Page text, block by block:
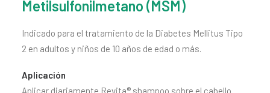
TRABAJAR EN MEGALABS
SEARCH
Metilsulfonilmetano (MSM)
Indicado para el tratamiento de la Diabetes Mellitus Tipo
2 en adultos y niños de 10 años de edad o más.
Aplicación
Aplicar diariamente Revita® shampoo sobre el cabello